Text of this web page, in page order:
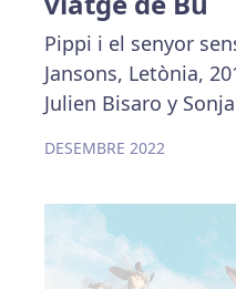
Pippi i el senyor
Jansons, Letònia,
Julien Bisaro y
DESEMBRE 2022